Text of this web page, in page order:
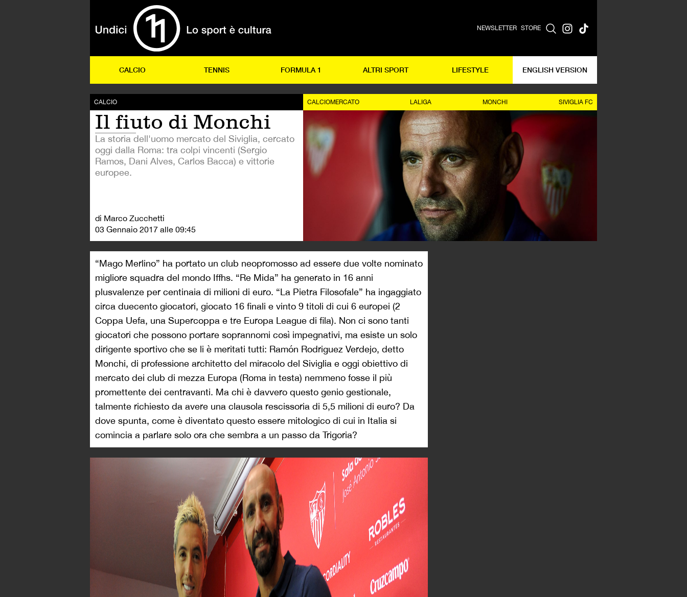
NEWSLETTER STORE
CALCIO TENNIS FORMULA 1 ALTRI SPORT LIFESTYLE ENGLISH VERSION
CALCIO
Il fiuto di Monchi
La storia dell'uomo mercato del Siviglia, cercato
oggi dalla Roma: tra colpi vincenti (Sergio
Ramos, Dani Alves, Carlos Bacca) e vittorie
europee.
di Marco Zucchetti
03 Gennaio 2017 alle 09:45
CALCIOMERCATO LALIGA MONCHI SIVIGLIA FC
“Mago Merlino” ha portato un club neopromosso ad essere due volte nominato
migliore squadra del mondo Iffhs. “Re Mida” ha generato in 16 anni
plusvalenze per centinaia di milioni di euro. “La Pietra Filosofale” ha ingaggiato
circa duecento giocatori, giocato 16 finali e vinto 9 titoli di cui 6 europei (2
Coppa Uefa, una Supercoppa e tre Europa League di fila). Non ci sono tanti
giocatori che possono portare soprannomi così impegnativi, ma esiste un solo
dirigente sportivo che se li è meritati tutti: Ramón Rodriguez Verdejo, detto
Monchi, di professione architetto del miracolo del Siviglia e oggi obiettivo di
mercato dei club di mezza Europa (Roma in testa) nemmeno fosse il più
promettente dei centravanti. Ma chi è davvero questo genio gestionale,
talmente richiesto da avere una clausola rescissoria di 5,5 milioni di euro? Da
dove spunta, come è diventato questo essere mitologico di cui in Italia si
comincia a parlare solo ora che sembra a un passo da Trigoria?